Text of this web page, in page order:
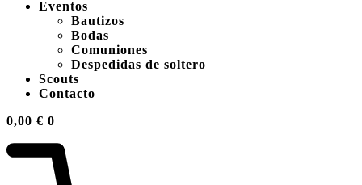
Eventos
Bautizos
Bodas
Comuniones
Despedidas de soltero
Scouts
Contacto
0,00 € 0